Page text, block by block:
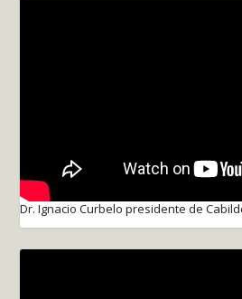
Dr. Ignacio Curbelo presidente de